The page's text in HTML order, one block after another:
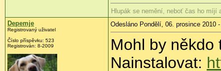
Hlupák se nemění, neboť čas ho míjí
Depemje
Registrovaný uživatel
Číslo příspěvku: 523
Registrován: 8-2009
Odesláno Pondělí, 06. prosince 2010
Mohl by někdo
Nainstalovat: